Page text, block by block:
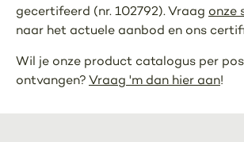
gecertifeerd (nr. 102792). Vraag onze
naar het actuele aanbod en ons
Wil je onze product catalogus per
ontvangen? Vraag 'm dan hier aan!